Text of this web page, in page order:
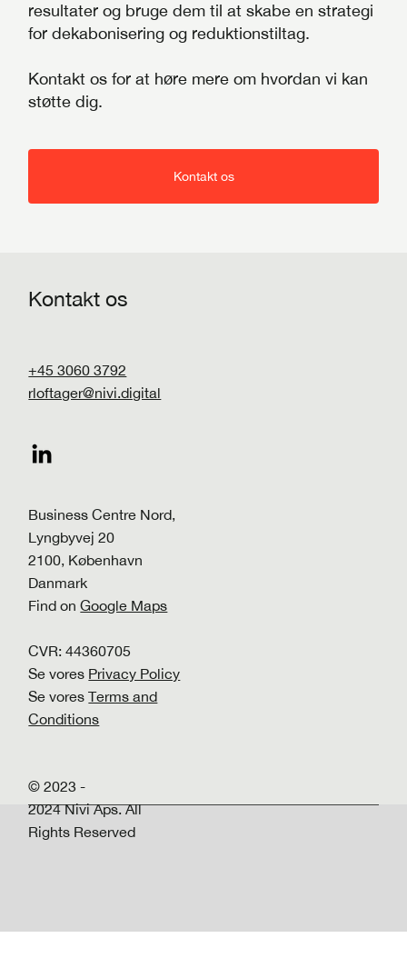
Kontakt os
+45 3060 3792
rloftager@nivi.digital
Business Centre Nord,
Lyngbyvej 20
2100, København
Danmark
Find onGoogle Maps
CVR: 44360705
Se vores Privacy Policy
Se voresTerms and
Conditions
resultater og bruge dem til at skabe en strategi
for dekabonisering og reduktionstiltag.
Kontakt os for at høre mere om hvordan vi kan
støtte dig.
Kontakt os
© 2023 -
2024 Nivi Aps. All
Rights Reserved